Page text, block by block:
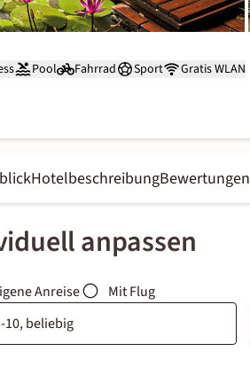
Pool Fahrrad Sport Gratis WLAN
HotelbeschreibungBewertungen
anpassen
Anreise Mit Flug